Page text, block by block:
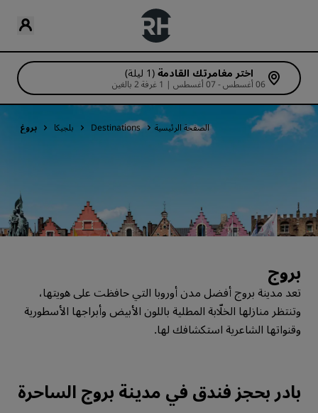
اختر مغامرتك القادمة (1 ليلة)
06 أغسطس - 07 أغسطس | 1 غرفة 2 بالغين
الصفحة الرئيسية Destinations بلجيكا بروغ
بروج
تعد مدينة بروج أفضل مدن أوروبا التي حافظت على هويتها،
وتنتظر منازلها الخلّابة المطلية باللون الأبيض وأبراجها الأسطورية
وقنواتها الشاعرية استكشافك لها.
بادر بحجز فندق في مدينة بروج الساحرة